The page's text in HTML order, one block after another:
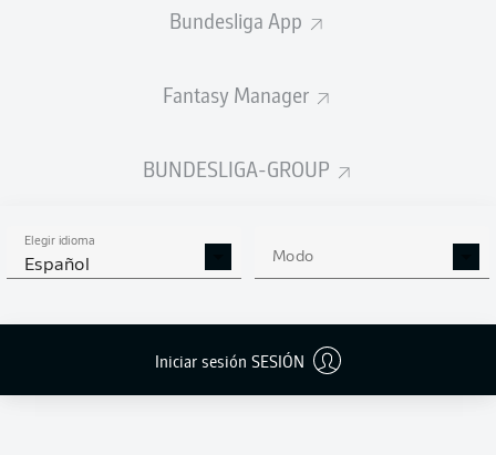
Bundesliga App
Fantasy Manager
BUNDESLIGA-GROUP
Elegir idioma
Español Modo
Iniciar sesión SESIÓN